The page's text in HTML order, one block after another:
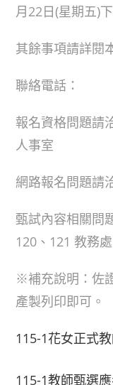
月22日(星期五)
其餘事項請詳閱
聯絡電話：
報名資格問題請
人事室
網路報名問題請
甄試內容相關問
120、121 教務處
※補充說明：佐
產製列印即可。
115-1花女正式
115-1教師甄選